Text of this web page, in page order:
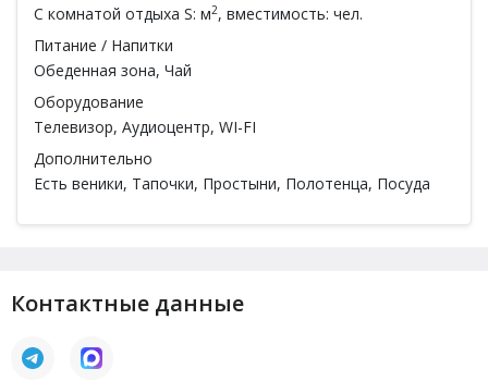
С комнатой отдыха S: м2, вместимость: чел.
Питание / Напитки
Обеденная зона, Чай
Оборудование
Телевизор, Аудиоцентр, WI-FI
Дополнительно
Есть веники, Тапочки, Простыни, Полотенца, Посуда
Контактные данные